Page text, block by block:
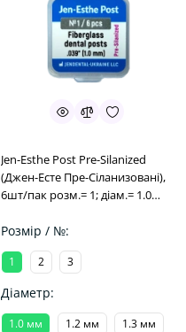
Jen-Esthe Post Pre-Silanized
(Джен-Есте Пре-Сіланизовані),
6шт/пак розм.= 1; діам.= 1.0
скловолоконні пре-
сіланізовані (Джендентал-
Україна/Джендентал-Україна)
Розмір / №:
1 2 3
Діаметр:
1.0 мм 1.2 мм 1.3 мм